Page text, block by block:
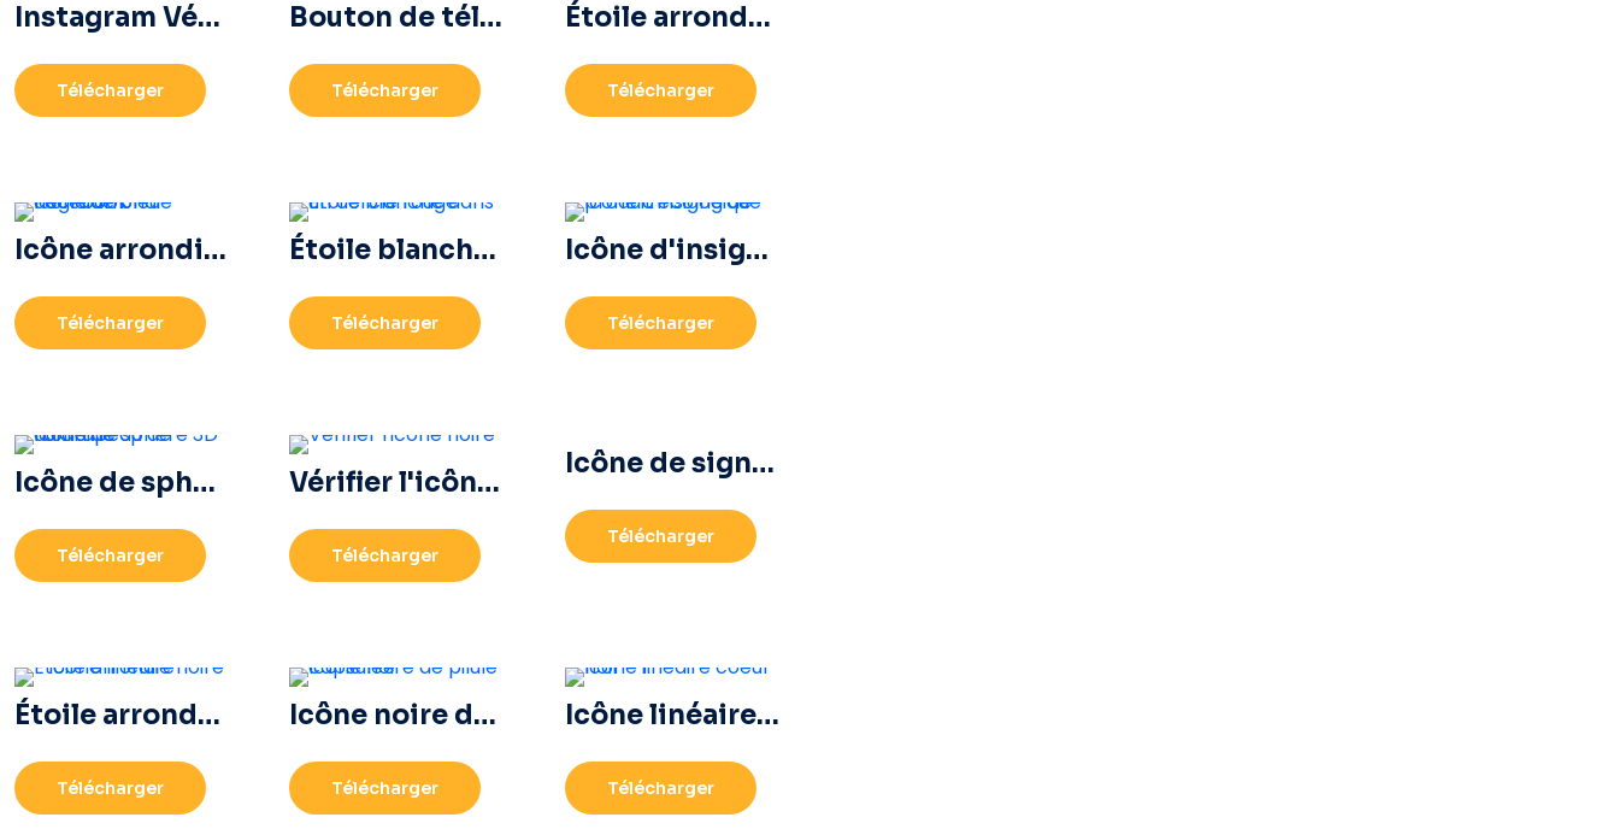
Instagram Vérifié Tick Officiel
Télécharger
Bouton de téléchargement noir avec icône de signe rouge
Télécharger
Étoile arrondie jaune 3D avec éblouissement
Télécharger
Icône arrondie dégradé bleu Facebook
Télécharger
Étoile blanche dans un cercle rouge
Télécharger
Icône d'insigne de produit écologique
Télécharger
Icône de sphère 3D du drapeau de l'Ukraine
Télécharger
Vérifier l'icône noire
Télécharger
Icône de signe du logo Roblox
Télécharger
Étoile arrondie noire – icône linéaire
Télécharger
Icône noire de pilule capsulée
Télécharger
Icône linéaire coeur noir – 1
Télécharger